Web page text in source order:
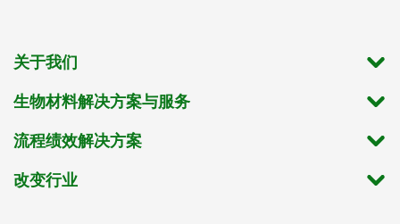
关于我们
生物材料解决方案与服务
流程绩效解决方案
改变行业